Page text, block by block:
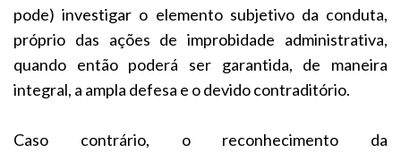
pode) investigar o elemento subjetivo da conduta,
próprio das ações de improbidade administrativa,
quando então poderá ser garantida, de maneira
integral, a ampla defesa e o devido contraditório.
Caso contrário, o reconhecimento da